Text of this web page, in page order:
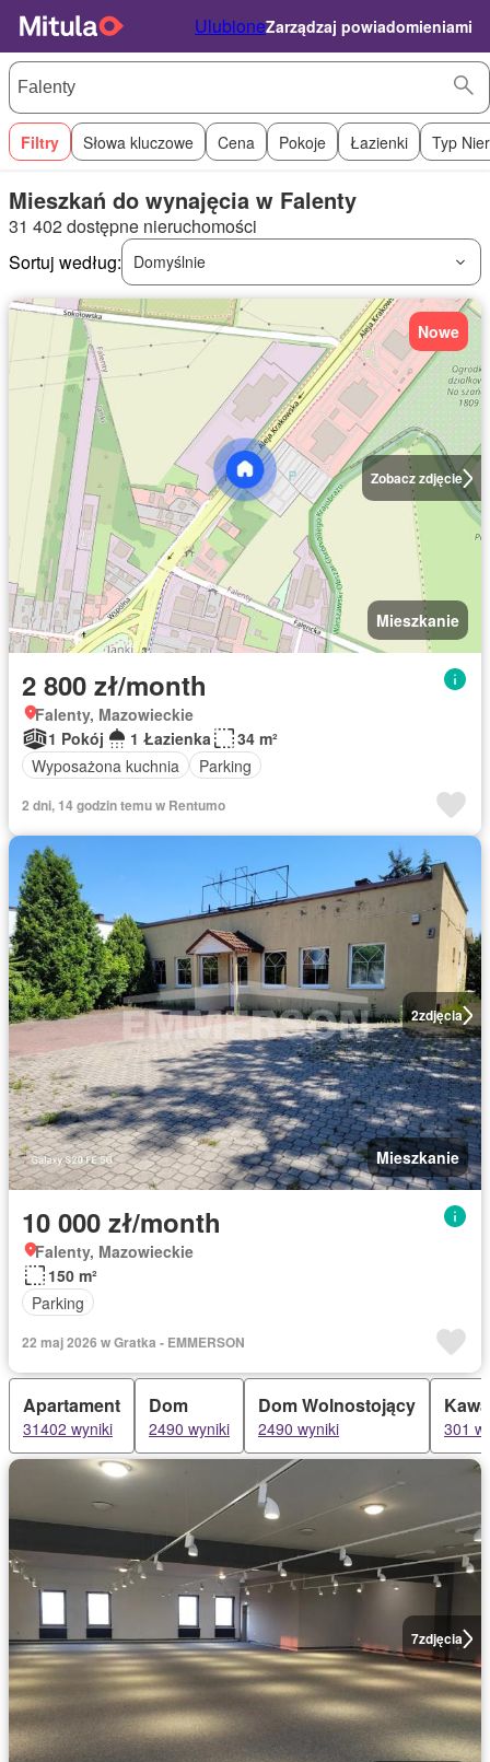
UlubioneZarządzaj powiadomieniami
Filtry Słowa kluczowe Cena Pokoje Łazienki Typ
Mieszkań do wynajęcia w Falenty
31 402 dostępne nieruchomości
Sortuj według:
Domyślnie
Zobacz zdjęcie
Nowe
Mieszkanie
2 800 zł/month
Falenty, Mazowieckie
1 Pokój
1 Łazienka
34 m²
Wyposażona kuchnia
Parking
2 dni, 14 godzin temu w Rentumo
2zdjęcia
Mieszkanie
10 000 zł/month
Falenty, Mazowieckie
150 m²
Parking
22 maj 2026 w Gratka - EMMERSON
Apartament
31402 wyniki
Dom
2490 wyniki
Dom Wolnostojący
2490 wyniki 301
7zdjęcia